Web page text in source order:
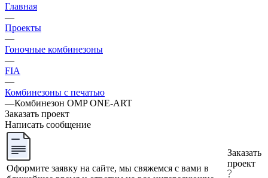
Главная
—
Проекты
—
Гоночные комбинезоны
—
FIA
—
Комбинезоны с печатью
—Комбинезон OMP ONE-ART
Заказать проект
Написать сообщение
Оформите заявку на сайте, мы свяжемся с вами в
Заказать
проект